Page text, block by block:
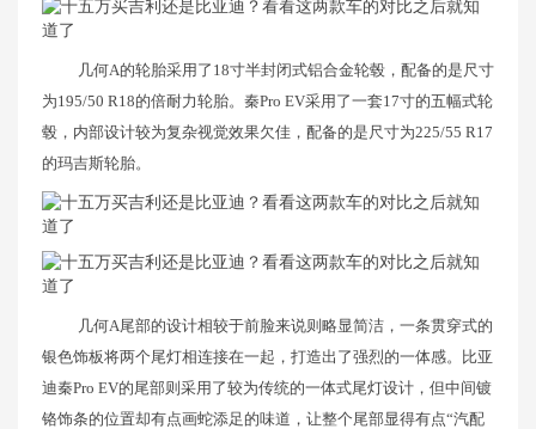
几何A的轮胎采用了18寸半封闭式铝合金轮毂，配备的是尺寸
为195/50 R18的倍耐力轮胎。秦Pro EV采用了一套17寸的五幅式轮
毂，内部设计较为复杂视觉效果欠佳，配备的是尺寸为225/55 R17
的玛吉斯轮胎。
几何A尾部的设计相较于前脸来说则略显简洁，一条贯穿式的
银色饰板将两个尾灯相连接在一起，打造出了强烈的一体感。比亚
迪秦Pro EV的尾部则采用了较为传统的一体式尾灯设计，但中间镀
铬饰条的位置却有点画蛇添足的味道，让整个尾部显得有点“汽配